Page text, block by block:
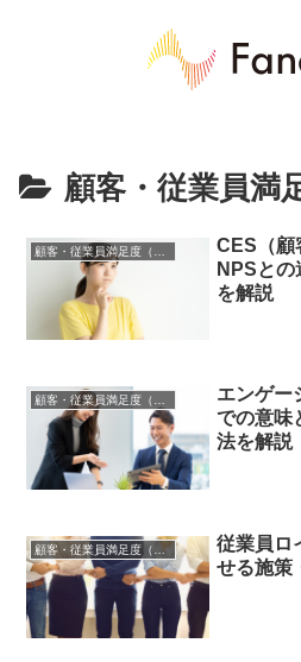
顧客・従業員満
顧客・従業員満足度（CS/ES）
CES（顧
NPSと
を解説
顧客・従業員満足度（CS/ES）
エンゲー
での意味
法を解説
顧客・従業員満足度（CS/ES）
従業員ロ
せる施策